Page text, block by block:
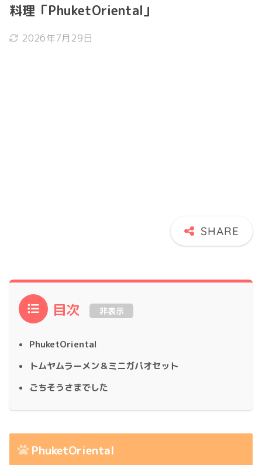
料理「PhuketOriental」
2026年7月29日
目次 非表示
PhuketOriental
トムヤムラーメン＆ミニガパオセット
ごちそうさまでした
PhuketOriental